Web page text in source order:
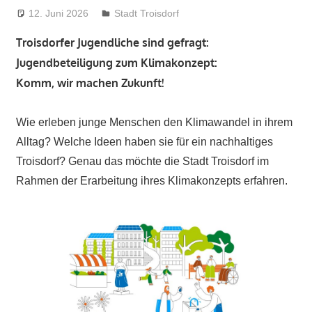
12. Juni 2026 treffpunkt
Stadt Troisdorf
Troisdorfer Jugendliche sind gefragt:
Jugendbeteiligung zum Klimakonzept:
Komm, wir machen Zukunft!
Wie erleben junge Menschen den Klimawandel in ihrem
Alltag? Welche Ideen haben sie für ein nachhaltiges
Troisdorf? Genau das möchte die Stadt Troisdorf im
Rahmen der Erarbeitung ihres Klimakonzepts erfahren.